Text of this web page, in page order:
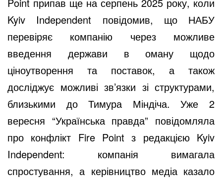
Kyiv Independent повідомив, що НАБУ
перевіряє компанію через можливе
введення держави в оману щодо
ціноутворення та поставок, а також
досліджує можливі зв’язки зі структурами,
близькими до Тимура Міндіча. Уже 2
вересня “Українська правда” повідомляла
про конфлікт Fire Point з редакцією Kyiv
Independent: компанія вимагала
спростування, а керівництво медіа казало